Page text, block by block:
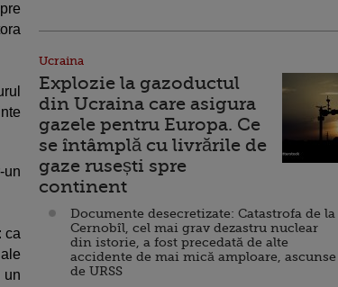
un
ca
un
Ucraina
Explozie la gazoductul
din Ucraina care asigura
gazele pentru Europa. Ce
se întâmplă cu livrările de
gaze rusești spre
continent
Documente desecretizate: Catastrofa de la
Cernobîl, cel mai grav dezastru nuclear
din istorie, a fost precedată de alte
accidente de mai mică amploare, ascunse
de URSS